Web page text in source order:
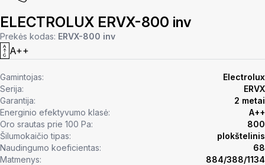
ELECTROLUX ERVX-800 inv
Prekės kodas: ERVX-800 inv
A++
Gamintojas:
Electrolux
Serija:
ERVX
Garantija:
2 metai
Energinio efektyvumo klasė:
A++
Oro srautas prie 100 Pa:
800
Šilumokaičio tipas:
plokštelinis
Naudingumo koeficientas:
68
Matmenys:
884/388/1134